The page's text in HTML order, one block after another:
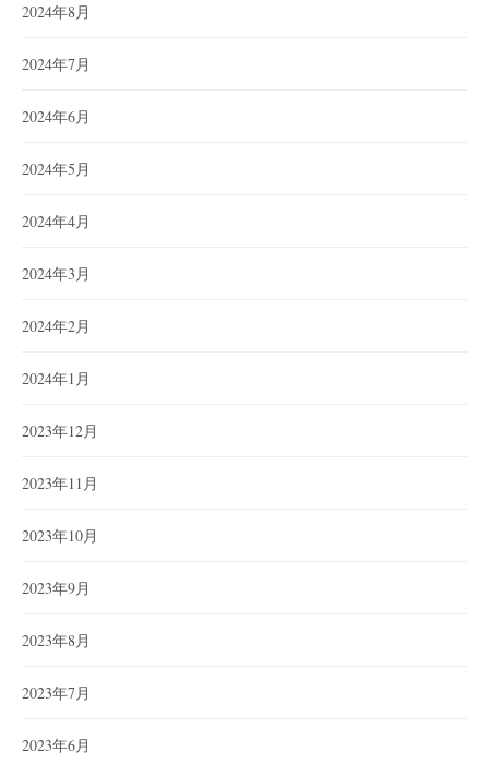
2024年8月
2024年7月
2024年6月
2024年5月
2024年4月
2024年3月
2024年2月
2024年1月
2023年12月
2023年11月
2023年10月
2023年9月
2023年8月
2023年7月
2023年6月